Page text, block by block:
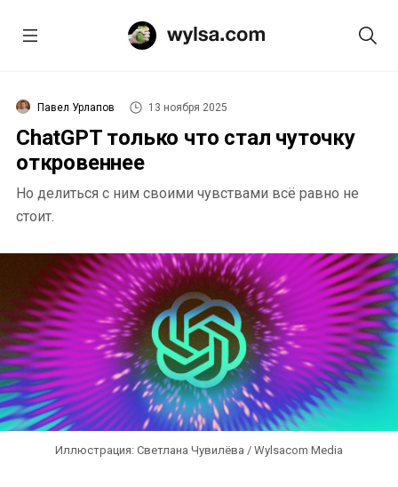
Павел Урлапов 13 ноября 2025
ChatGPT только что стал чуточку
откровеннее
Но делиться с ним своими чувствами всё равно не
стоит.
Иллюстрация: Светлана Чувилёва / Wylsacom Media